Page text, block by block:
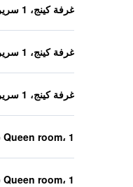
غرفة كينج، 1 سرير كينغ
غرفة كينج، 1 سرير كينغ
غرفة كينج، 1 سرير كينغ
Queen room، 1 سرير كوين
Queen room، 1 سرير كوين